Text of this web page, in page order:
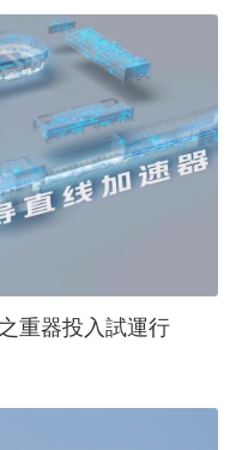
重器投入試運行